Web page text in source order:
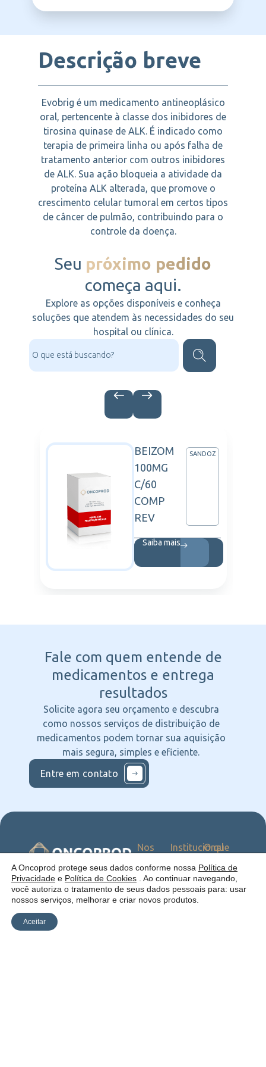
Descrição breve
Evobrig é um medicamento antineoplásico
oral, pertencente à classe dos inibidores de
tirosina quinase de ALK. É indicado como
terapia de primeira linha ou após falha de
tratamento anterior com outros inibidores
de ALK. Sua ação bloqueia a atividade da
proteína ALK alterada, que promove o
crescimento celular tumoral em certos tipos
de câncer de pulmão, contribuindo para o
controle da doença.
Seu próximo pedido
começa aqui.
Explore as opções disponíveis e conheça
soluções que atendem às necessidades do seu
hospital ou clínica.
BEIZOM
100MG
C/60
COMP
REV
SANDOZ
Saiba mais
Fale com quem entende de
medicamentos e entrega
resultados
Solicite agora seu orçamento e descubra
como nossos serviços de distribuição de
medicamentos podem tornar sua aquisição
mais segura, simples e eficiente.
Entre em contato
Uma empresa:
Institucional
somos
Como
atuamos
Estrutura
Blog
O que
Serviços
Catálogo
Nos
nas
Redes
A Oncoprod protege seus dados conforme nossa Política de
Privacidade e Política de Cookies . Ao continuar navegando,
você autoriza o tratamento de seus dados pessoais para: usar
nossos serviços, melhorar e criar novos produtos.
Aceitar